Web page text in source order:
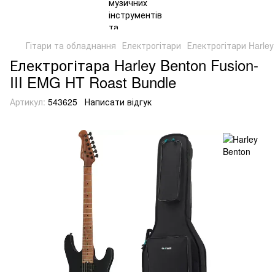
Гітари та обладнання Електрогітари Електрогітари
Електрогітара Harley Benton Fusion-
III EMG HT Roast Bundle
Артикул: 543625 Написати відгук